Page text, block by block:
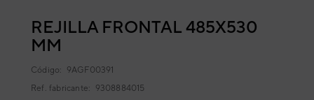
REJILLA FRONTAL 485X530
MM
Código: 9AGF00391
Ref. fabricante: 9308884015